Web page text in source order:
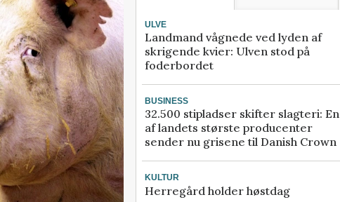
ULVE
Landmand vågnede ved lyden af
skrigende kvier: Ulven stod på
foderbordet
BUSINESS
32.500 stipladser skifter slagteri: En
af landets største producenter
sender nu grisene til Danish Crown
KULTUR
Herregård holder høstdag